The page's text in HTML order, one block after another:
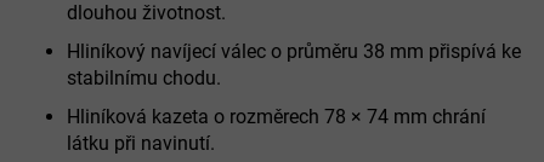
dlouhou životnost.
Hliníkový navíjecí válec o průměru 38 mm přispívá ke
stabilnímu chodu.
Hliníková kazeta o rozměrech 78 × 74 mm chrání
látku při navinutí.